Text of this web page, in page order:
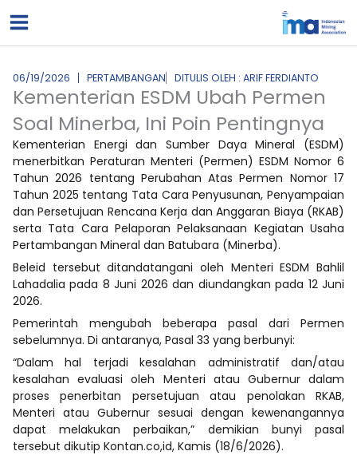
ke
06/19/2026 PERTAMBANGAN DITULIS OLEH : ARIF FERDIANTO
Kementerian ESDM Ubah Permen
Soal Minerba, Ini Poin Pentingnya
Kementerian Energi dan Sumber Daya Mineral (ESDM)
menerbitkan Peraturan Menteri (Permen) ESDM Nomor 6
Tahun 2026 tentang Perubahan Atas Permen Nomor 17
Tahun 2025 tentang Tata Cara Penyusunan, Penyampaian
dan Persetujuan Rencana Kerja dan Anggaran Biaya (RKAB)
serta Tata Cara Pelaporan Pelaksanaan Kegiatan Usaha
Pertambangan Mineral dan Batubara (Minerba).
Beleid tersebut ditandatangani oleh Menteri ESDM Bahlil
Lahadalia pada 8 Juni 2026 dan diundangkan pada 12 Juni
2026.
Pemerintah mengubah beberapa pasal dari Permen
sebelumnya. Di antaranya, Pasal 33 yang berbunyi:
“Dalam hal terjadi kesalahan administratif dan/atau
kesalahan evaluasi oleh Menteri atau Gubernur dalam
proses penerbitan persetujuan atau penolakan RKAB,
Menteri atau Gubernur sesuai dengan kewenangannya
dapat melakukan perbaikan,” demikian bunyi pasal
tersebut dikutip Kontan.co,id, Kamis (18/6/2026).